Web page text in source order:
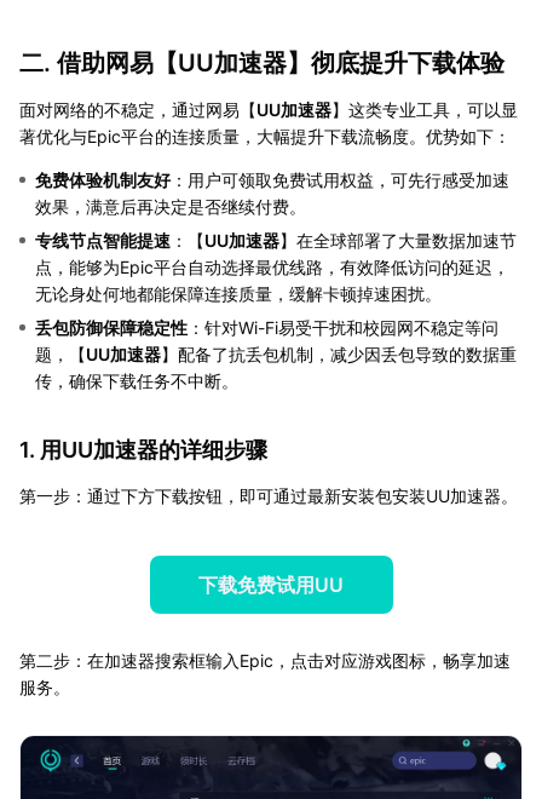
二. 借助网易【UU加速器】彻底提升下载体验
面对网络的不稳定，通过网易【UU加速器】这类专业工具，可以显
著优化与Epic平台的连接质量，大幅提升下载流畅度。优势如下：
免费体验机制友好：用户可领取免费试用权益，可先行感受加速
效果，满意后再决定是否继续付费。
专线节点智能提速 ：【UU加速器】在全球部署了大量数据加速节
点，能够为Epic平台自动选择最优线路，有效降低访问的延迟，
无论身处何地都能保障连接质量，缓解卡顿掉速困扰。
丢包防御保障稳定性 ：针对Wi-Fi易受干扰和校园网不稳定等问
题，【UU加速器】配备了抗丢包机制，减少因丢包导致的数据重
传，确保下载任务不中断。
1. 用UU加速器的详细步骤
第一步：通过下方下载按钮，即可通过最新安装包安装UU加速器。
下载免费试用UU
第二步：在加速器搜索框输入Epic，点击对应游戏图标，畅享加速
服务。